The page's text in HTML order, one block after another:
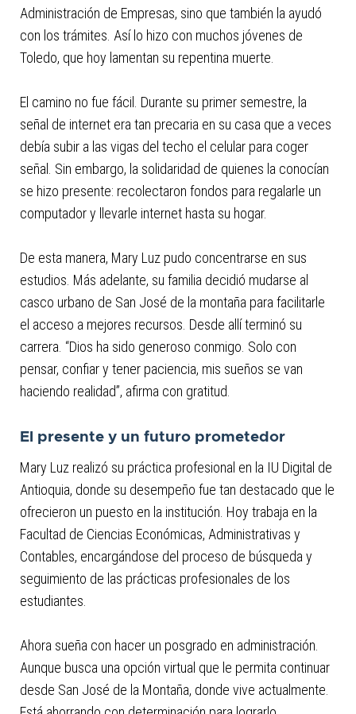
Administración de Empresas, sino que también la ayudó
con los trámites. Así lo hizo con muchos jóvenes de
Toledo, que hoy lamentan su repentina muerte.
El camino no fue fácil. Durante su primer semestre, la
señal de internet era tan precaria en su casa que a veces
debía subir a las vigas del techo el celular para coger
señal. Sin embargo, la solidaridad de quienes la conocían
se hizo presente: recolectaron fondos para regalarle un
computador y llevarle internet hasta su hogar.
De esta manera, Mary Luz pudo concentrarse en sus
estudios. Más adelante, su familia decidió mudarse al
casco urbano de San José de la montaña para facilitarle
el acceso a mejores recursos. Desde allí terminó su
carrera. “Dios ha sido generoso conmigo. Solo con
pensar, confiar y tener paciencia, mis sueños se van
haciendo realidad”, afirma con gratitud.
El presente y un futuro prometedor
Mary Luz realizó su práctica profesional en la IU Digital de
Antioquia, donde su desempeño fue tan destacado que le
ofrecieron un puesto en la institución. Hoy trabaja en la
Facultad de Ciencias Económicas, Administrativas y
Contables, encargándose del proceso de búsqueda y
seguimiento de las prácticas profesionales de los
estudiantes.
Ahora sueña con hacer un posgrado en administración.
Aunque busca una opción virtual que le permita continuar
desde San José de la Montaña, donde vive actualmente.